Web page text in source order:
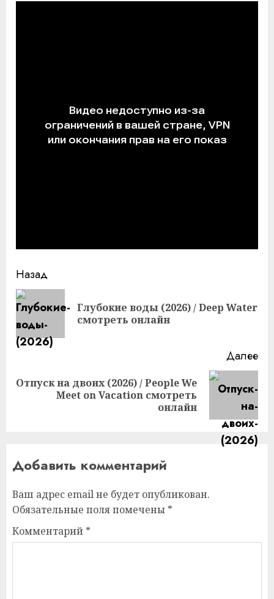
Продолжить
чтение
Назад
Глубокие воды (2026) / Deep Water
смотреть онлайн
Далее
Следующая
Отпуск на двоих (2026) / People We
Meet on Vacation смотреть
онлайн
Добавить комментарий
Ваш адрес email не будет опубликован.
Обязательные поля помечены *
Комментарий *